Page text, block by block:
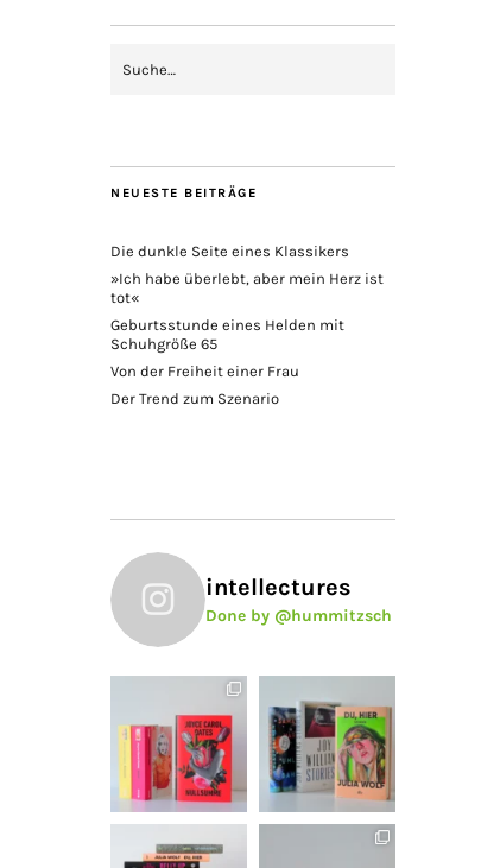
NEUESTE BEITRÄGE
Die dunkle Seite eines Klassikers
»Ich habe überlebt, aber mein Herz ist
tot«
Geburtsstunde eines Helden mit
Schuhgröße 65
Von der Freiheit einer Frau
Der Trend zum Szenario
intellectures
Done by @hummitzsch